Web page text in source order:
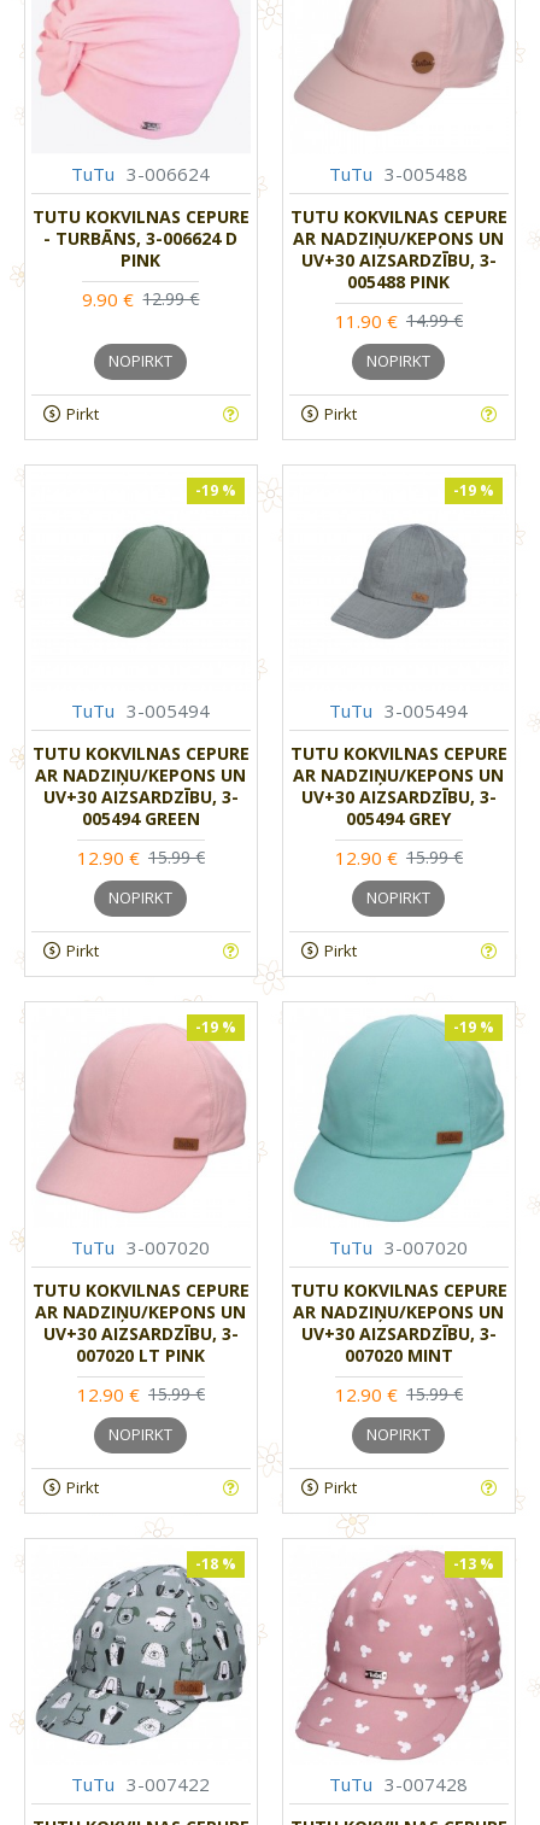
TuTu 3-006624
TUTU KOKVILNAS CEPURE
- TURBĀNS, 3-006624 D
PINK
9.90 € 12.99 €
NOPIRKT
Pirkt
TuTu 3-005488
TUTU KOKVILNAS CEPURE
AR NADZIŅU/KEPONS UN
UV+30 AIZSARDZĪBU, 3-
005488 PINK
11.90 € 14.99 €
NOPIRKT
Pirkt
-19 %
TuTu 3-005494
TUTU KOKVILNAS CEPURE
AR NADZIŅU/KEPONS UN
UV+30 AIZSARDZĪBU, 3-
005494 GREEN
12.90 € 15.99 €
NOPIRKT
Pirkt
-19 %
TuTu 3-005494
TUTU KOKVILNAS CEPURE
AR NADZIŅU/KEPONS UN
UV+30 AIZSARDZĪBU, 3-
005494 GREY
12.90 € 15.99 €
NOPIRKT
Pirkt
-19 %
TuTu 3-007020
TUTU KOKVILNAS CEPURE
AR NADZIŅU/KEPONS UN
UV+30 AIZSARDZĪBU, 3-
007020 LT PINK
12.90 € 15.99 €
NOPIRKT
Pirkt
-19 %
TuTu 3-007020
TUTU KOKVILNAS CEPURE
AR NADZIŅU/KEPONS UN
UV+30 AIZSARDZĪBU, 3-
007020 MINT
12.90 € 15.99 €
NOPIRKT
Pirkt
-18 %
TuTu 3-007422
-13 %
TuTu 3-007428